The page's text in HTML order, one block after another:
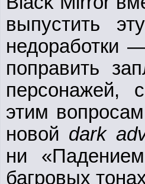
выпустить
недоработки
поправить
персонажей,
этим
новой dark
ни
багровых